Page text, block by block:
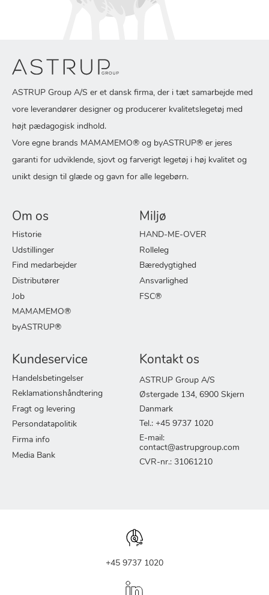
ASTRUP Group A/S er et dansk firma, der i tæt samarbejde med
vore leverandører designer og producerer kvalitetslegetøj med
højt pædagogisk indhold.
Vore egne brands MAMAMEMO® og byASTRUP® er jeres
garanti for udviklende, sjovt og farverigt legetøj i høj kvalitet og
unikt design til glæde og gavn for alle legebørn.
Om os
Historie
Udstillinger
Find medarbejder
Distributører
Job
MAMAMEMO®
byASTRUP®
Miljø
HAND-ME-OVER
Rolleleg
Bæredygtighed
Ansvarlighed
FSC®
Kundeservice
Handelsbetingelser
Reklamationshåndtering
Fragt og levering
Persondatapolitik
Firma info
Media Bank
Kontakt os
ASTRUP Group A/S
Østergade 134, 6900 Skjern
Danmark
Tel.: +45 9737 1020
E-mail:
contact@astrupgroup.com
CVR-nr.: 31061210
+45 9737 1020